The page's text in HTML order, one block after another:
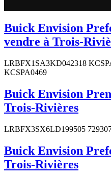
Buick Envision
vendre à Trois-
LRBFX1SA3KD042318
KCSPA0469
Buick Envision
Trois-Rivières
LRBFX3SX6LD199505
Buick Envision
Trois-Rivières